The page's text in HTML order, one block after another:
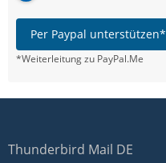
Per Paypal unterstützen*
*Weiterleitung zu PayPal.Me
Thunderbird Mail DE